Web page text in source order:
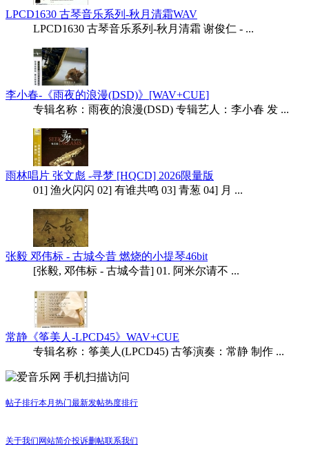
LPCD1630 古琴音乐系列-秋月清霜WAV
LPCD1630 古琴音乐系列-秋月清霜 谢俊仁 - ...
李小春-《雨夜的浪漫(DSD)》[WAV+CUE]
专辑名称：雨夜的浪漫(DSD) 专辑艺人：李小春 发 ...
雨林唱片 张文彪 -寻梦 [HQCD] 2026限量版
01] 渔火闪闪 02] 有谁共鸣 03] 青葱 04] 月 ...
张毅 邓伟标 - 古城今昔 燃烧的小提琴46bit
[张毅, 邓伟标 - 古城今昔] 01. 阿米尔请不 ...
常静《筝美人-LPCD45》WAV+CUE
专辑名称：筝美人(LPCD45) 古筝演奏：常静 制作 ...
手机扫描访问
帖子排行本月热门最新发帖热度排行
关于我们 网站简介投诉删帖联系我们